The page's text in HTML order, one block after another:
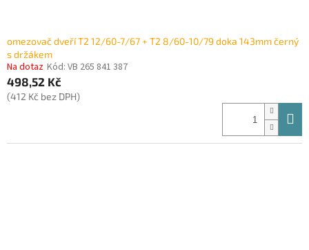
omezovač dveří T2 12/60-7/67 + T2 8/60-10/79 doka 143mm černý
s držákem
Na dotaz Kód: VB 265 841 387
498,52 Kč
(412 Kč bez DPH)